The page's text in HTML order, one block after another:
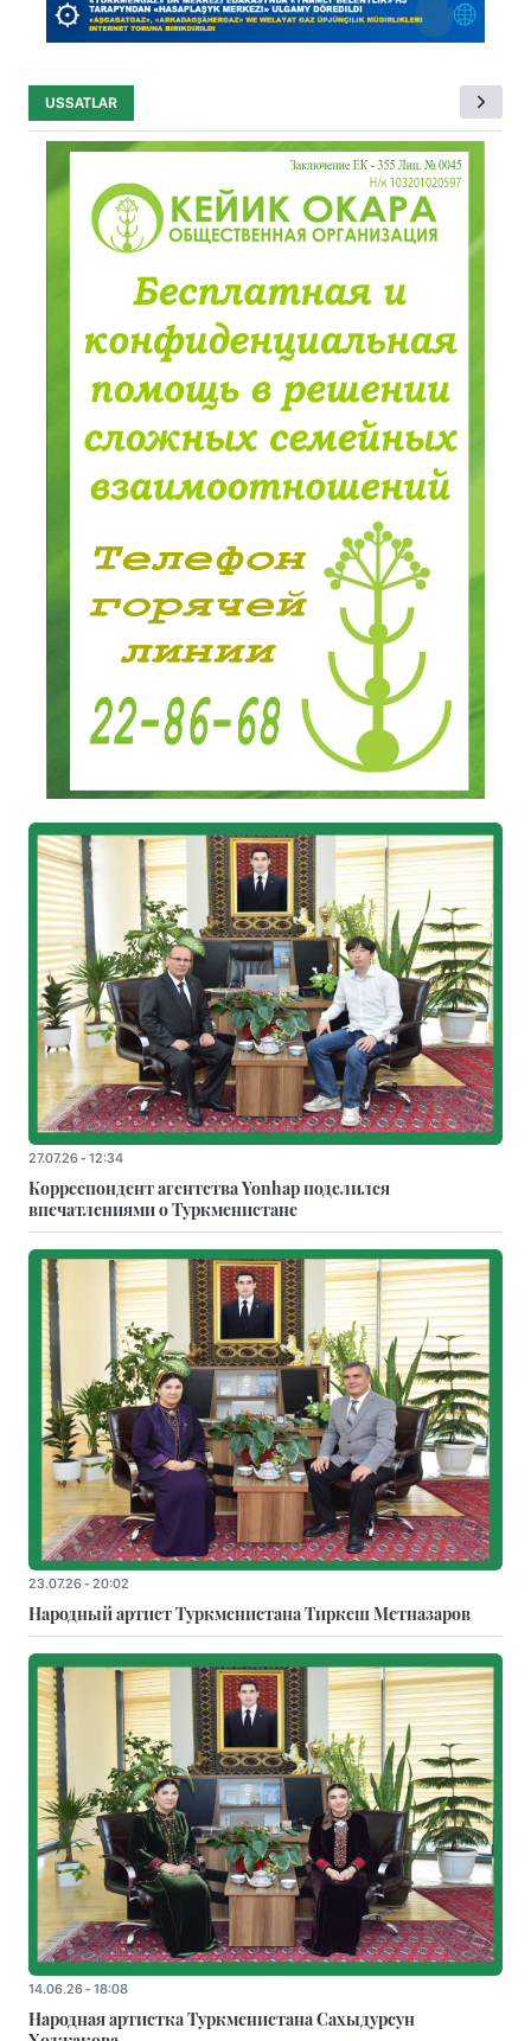
USSATLAR
27.07.26 - 12:34
Корреспондент агентства Yonhap поделился
впечатлениями о Туркменистане
23.07.26 - 20:02
Народный артист Туркменистана Тиркеш Мeтназаров
14.06.26 - 18:08
Народная артистка Туркменистана Сахыдурсун